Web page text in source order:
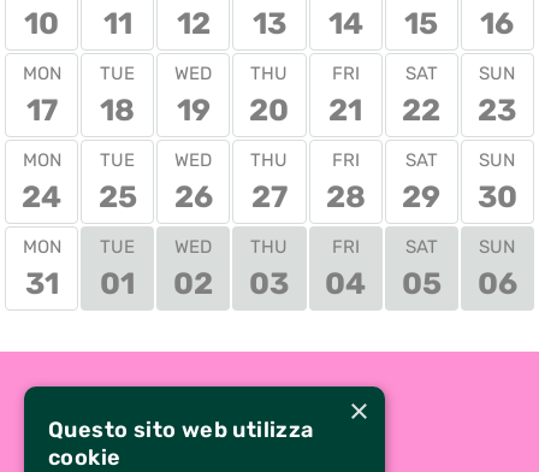
10 11 12 13 14 15 16
MON
17
TUE
18
WED
19
THU
20
FRI
21
SAT
22
SUN
23
MON
24
TUE
25
WED
26
THU
27
FRI
28
SAT
29
SUN
30
MON
31
TUE
01
WED
02
THU
03
FRI
04
SAT
05
SUN
06
×
Questo sito web utilizza
cookie